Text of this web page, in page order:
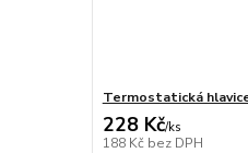
Termostatická
228 Kč/ks
188 Kč bez DPH